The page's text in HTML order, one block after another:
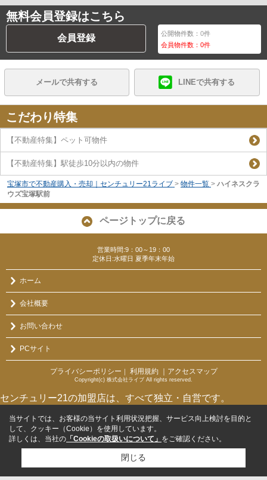
無料会員登録はこちら
会員登録 公開物件数：0件
会員物件数：0件
メールで共有する LINEで共有する
こだわり特集
【不動産特集】ペット可物件
【不動産特集】駅徒歩10分以内の物件
宝塚市で不動産購入・売却｜センチュリー21ライブ > 物件一覧 > ハイネスクラ
ウズ宝塚駅前
ページトップに戻る
営業時間:9：00～19：00
定休日:水曜日 夏季年末年始
ホーム
会社概要
お問い合わせ
PCサイト
プライバシーポリシー 利用規約 ｜アクセスマップ
Copyright(c) 株式会社ライブ All rights reserved.
センチュリー21の加盟店は、すべて独立・自営です。
当サイトでは、お客様の当サイト利用状況把握、サービス向上検討を目的と
して、クッキー（Cookie）を使用しています。
詳しくは、当社の 「Cookieの取扱いについて」 をご確認ください。
閉じる